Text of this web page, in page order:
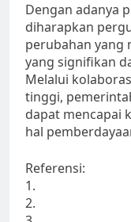
Dengan adanya
diharapkan
perubahan yang
yang signifikan
Melalui
tinggi,
dapat mencapai
hal
Referensi:
1.
2.